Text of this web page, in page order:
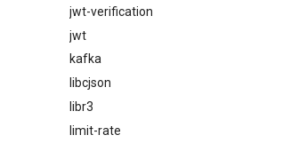
jwt-verification
jwt
kafka
libcjson
libr3
limit-rate